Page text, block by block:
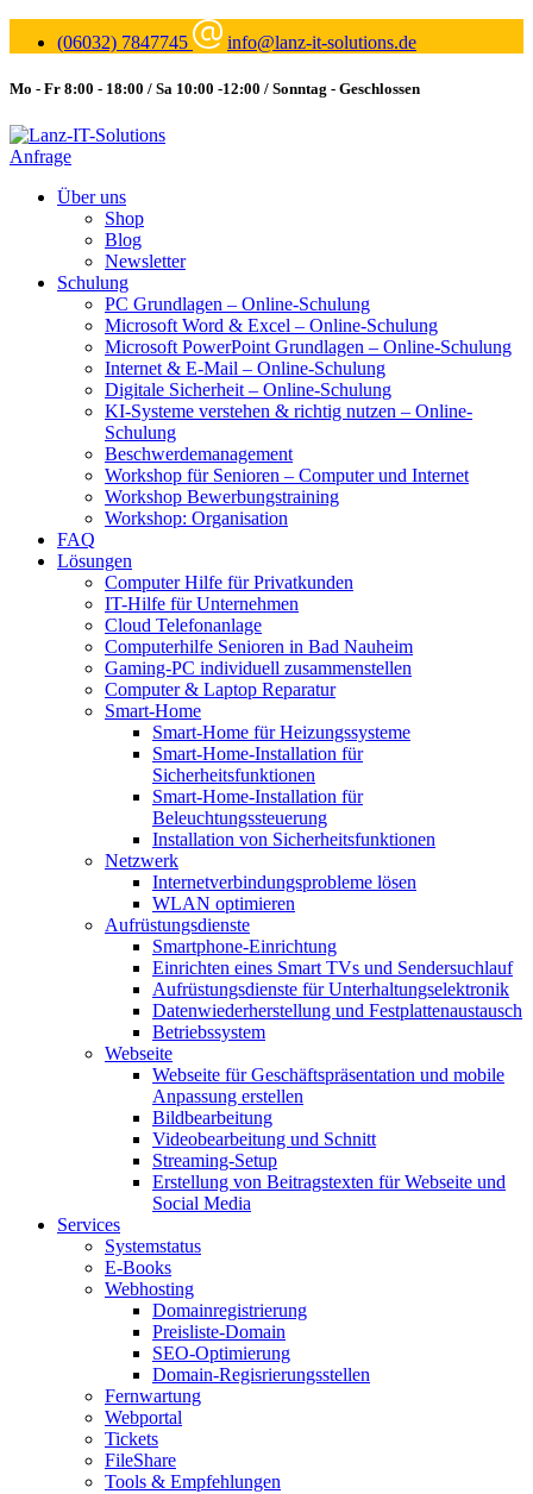
(06032) 7847745 info@lanz-it-solutions.de
Mo - Fr 8:00 - 18:00 / Sa 10:00 -12:00 / Sonntag - Geschlossen
Anfrage
Über uns
Shop
Blog
Newsletter
Schulung
PC Grundlagen – Online-Schulung
Microsoft Word & Excel – Online-Schulung
Microsoft PowerPoint Grundlagen – Online-Schulung
Internet & E-Mail – Online-Schulung
Digitale Sicherheit – Online-Schulung
KI-Systeme verstehen & richtig nutzen – Online-
Schulung
Beschwerdemanagement
Workshop für Senioren – Computer und Internet
Workshop Bewerbungstraining
Workshop: Organisation
FAQ
Lösungen
Computer Hilfe für Privatkunden
IT-Hilfe für Unternehmen
Cloud Telefonanlage
Computerhilfe Senioren in Bad Nauheim
Gaming-PC individuell zusammenstellen
Computer & Laptop Reparatur
Smart-Home
Smart-Home für Heizungssysteme
Smart-Home-Installation für
Sicherheitsfunktionen
Smart-Home-Installation für
Beleuchtungssteuerung
Installation von Sicherheitsfunktionen
Netzwerk
Internetverbindungsprobleme lösen
WLAN optimieren
Aufrüstungsdienste
Smartphone-Einrichtung
Einrichten eines Smart TVs und Sendersuchlauf
Aufrüstungsdienste für Unterhaltungselektronik
Datenwiederherstellung und Festplattenaustausch
Betriebssystem
Webseite
Webseite für Geschäftspräsentation und mobile
Anpassung erstellen
Bildbearbeitung
Videobearbeitung und Schnitt
Streaming-Setup
Erstellung von Beitragstexten für Webseite und
Social Media
Services
Systemstatus
E-Books
Webhosting
Domainregistrierung
Preisliste-Domain
SEO-Optimierung
Domain-Regisrierungsstellen
Fernwartung
Webportal
Tickets
FileShare
Tools & Empfehlungen